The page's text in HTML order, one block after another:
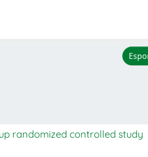
randomized controlled study